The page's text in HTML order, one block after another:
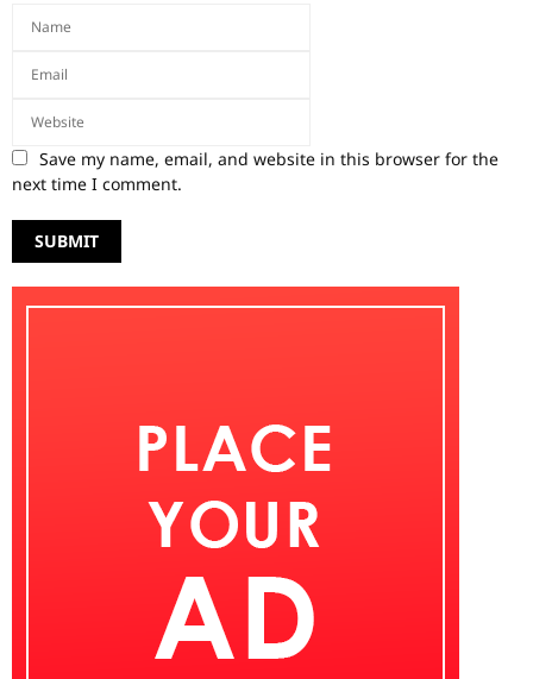
Save my name, email, and website in this browser for the
next time I comment.